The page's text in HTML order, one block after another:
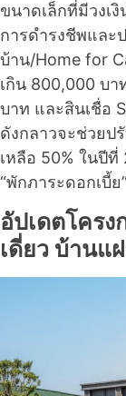
ขนาดเล็กที่มีวงเ
การดำรงชีพและ
บ้าน/Home for
เกิน 800,000 บ
บาท และสินเชื่อ
ดังกลาวจะช่วยป
เหลือ 50% ในปีที่
“พักภาระดอกเบี้ย
อัปเดตโคร
เดี่ยว บ้านแ